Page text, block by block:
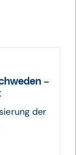
–
der